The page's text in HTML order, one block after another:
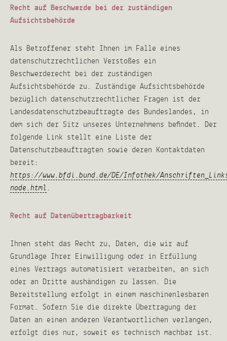
Recht auf Beschwerde bei der zuständigen
Aufsichtsbehörde
Als Betroffener steht Ihnen im Falle eines
datenschutzrechtlichen Verstoßes ein
Beschwerderecht bei der zuständigen
Aufsichtsbehörde zu. Zuständige Aufsichtsbehörde
bezüglich datenschutzrechtlicher Fragen ist der
Landesdatenschutzbeauftragte des Bundeslandes, in
dem sich der Sitz unseres Unternehmens befindet. Der
folgende Link stellt eine Liste der
Datenschutzbeauftragten sowie deren Kontaktdaten
bereit:
https://www.bfdi.bund.de/DE/Infothek/
node.html.
Recht auf Datenübertragbarkeit
Ihnen steht das Recht zu, Daten, die wir auf
Grundlage Ihrer Einwilligung oder in Erfüllung
eines Vertrags automatisiert verarbeiten, an sich
oder an Dritte aushändigen zu lassen. Die
Bereitstellung erfolgt in einem maschinenlesbaren
Format. Sofern Sie die direkte Übertragung der
Daten an einen anderen Verantwortlichen verlangen,
erfolgt dies nur, soweit es technisch machbar ist.